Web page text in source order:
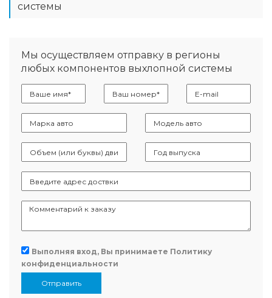
системы
Мы осуществляем отправку в регионы
любых компонентов выхлопной системы
Выполняя вход, Вы принимаете Политику
конфиденциальности
Отправить